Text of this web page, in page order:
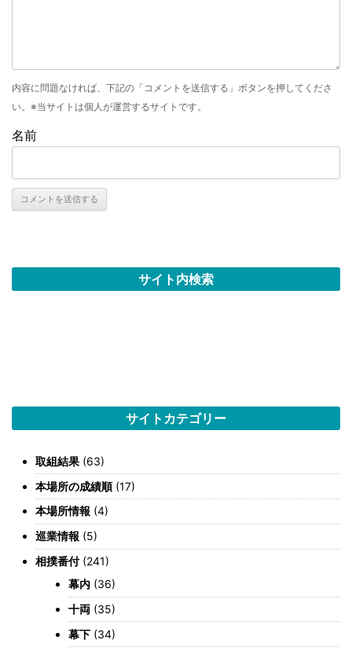
内容に問題なければ、下記の「コメントを送信する」ボタンを押してくださ
い。※当サイトは個人が運営するサイトです。
名前
サイト内検索
サイトカテゴリー
取組結果 (63)
本場所の成績順(17)
本場所情報 (4)
巡業情報 (5)
相撲番付(241)
幕内 (36)
十両 (35)
幕下 (34)